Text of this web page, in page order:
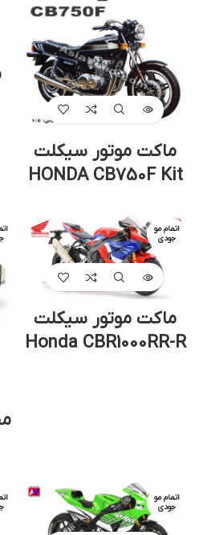
ماکت موتور سیکلت
HONDA CB750F Kit
اتمام مو
جودی
ماکت موتور سیکلت
Honda CBR1000RR-R
اتمام مو
جودی